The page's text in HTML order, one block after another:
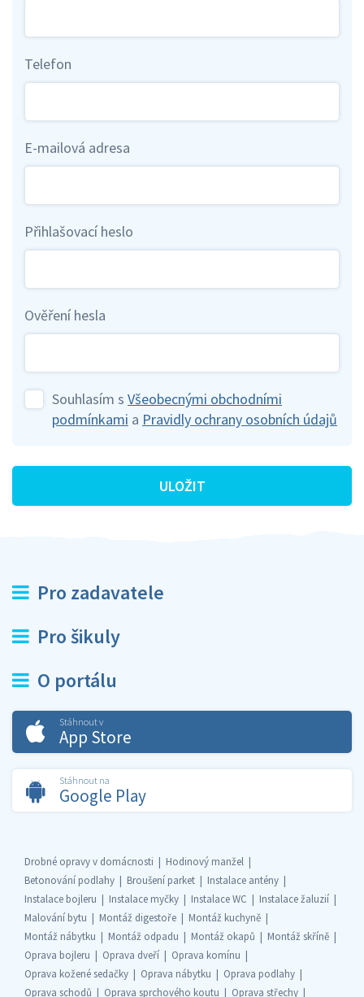
Telefon
E-mailová adresa
Přihlašovací heslo
Ověření hesla
Souhlasím s Všeobecnými obchodními
podmínkami a Pravidly ochrany osobních údajů
ULOŽIT
Pro zadavatele
Pro šikuly
O portálu
Stáhnout v
App Store
Stáhnout na
Google Play
Drobné opravy v domácnosti
Hodinový manžel
Betonování podlahy
Broušení parket
Instalace antény
Instalace bojleru
Instalace myčky Instalace WC
Instalace žaluzií
Malování bytu
Montáž digestoře
Montáž kuchyně
Montáž nábytku
Montáž odpadu Montáž okapů
Montáž skříně
Oprava bojleru
Oprava dveří
Oprava komínu
Oprava kožené sedačky
Oprava nábytku
Oprava podlahy
Oprava schodů
Oprava sprchového koutu Oprava střechy